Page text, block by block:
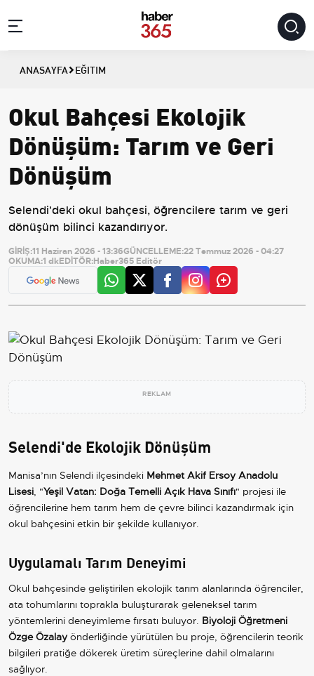
ANASAYFA EĞITIM
Okul Bahçesi Ekolojik
Dönüşüm: Tarım ve Geri
Dönüşüm
Selendi'deki okul bahçesi, öğrencilere tarım ve geri
dönüşüm bilinci kazandırıyor.
GİRİŞ:11 Haziran 2026 - 13:36GÜNCELLEME:22 Temmuz 2026 - 04:27
OKUMA:1 dkEDİTÖR:Haber365 Editör
REKLAM
Selendi'de Ekolojik Dönüşüm
Manisa’nın Selendi ilçesindeki Mehmet Akif Ersoy Anadolu
Lisesi, "Yeşil Vatan: Doğa Temelli Açık Hava Sınıfı" projesi ile
öğrencilerine hem tarım hem de çevre bilinci kazandırmak için
okul bahçesini etkin bir şekilde kullanıyor.
Uygulamalı Tarım Deneyimi
Okul bahçesinde geliştirilen ekolojik tarım alanlarında öğrenciler,
ata tohumlarını toprakla buluşturarak geleneksel tarım
yöntemlerini deneyimleme fırsatı buluyor. Biyoloji Öğretmeni
Özge Özalayönderliğinde yürütülen bu proje, öğrencilerin teorik
bilgileri pratiğe dökerek üretim süreçlerine dahil olmalarını
sağlıyor.